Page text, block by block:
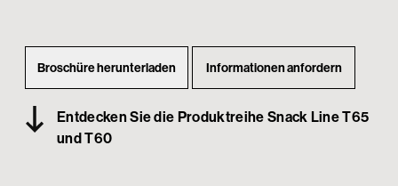
Entdecken Sie die Produktreihe Snack Line T65
und T60
Broschüre herunterladen Informationen anfordern